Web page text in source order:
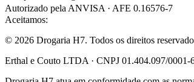
Autorizado pela ANVISA · AFE 0.16576-7
Aceitamos:
© 2026 Drogaria H7. Todos os direitos
Erthal e Couto LTDA · CNPJ 01.404.097/0001-